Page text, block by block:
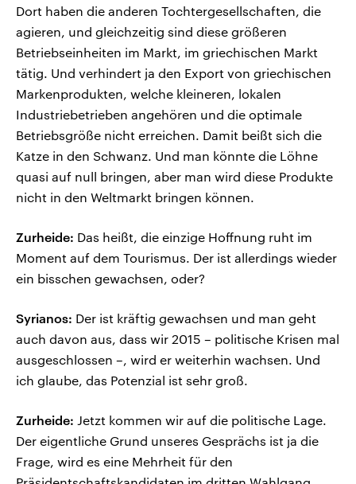
Dort haben die anderen Tochtergesellschaften, die
agieren, und gleichzeitig sind diese größeren
Betriebseinheiten im Markt, im griechischen Markt
tätig. Und verhindert ja den Export von griechischen
Markenprodukten, welche kleineren, lokalen
Industriebetrieben angehören und die optimale
Betriebsgröße nicht erreichen. Damit beißt sich die
Katze in den Schwanz. Und man könnte die Löhne
quasi auf null bringen, aber man wird diese Produkte
nicht in den Weltmarkt bringen können.
Zurheide: Das heißt, die einzige Hoffnung ruht im
Moment auf dem Tourismus. Der ist allerdings wieder
ein bisschen gewachsen, oder?
Syrianos: Der ist kräftig gewachsen und man geht
auch davon aus, dass wir 2015 – politische Krisen mal
ausgeschlossen –, wird er weiterhin wachsen. Und
ich glaube, das Potenzial ist sehr groß.
Zurheide: Jetzt kommen wir auf die politische Lage.
Der eigentliche Grund unseres Gesprächs ist ja die
Frage, wird es eine Mehrheit für den